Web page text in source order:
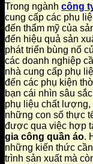
Trong ngành công
cung cấp các phụ
đến thẩm mỹ của
đến hiệu quả sản
phát triển bùng nổ
các doanh nghiệp
nhà cung cấp phụ
đến các phụ kiện
bạn cái nhìn sâu
phụ liệu chất
những con số thực
được qua việc hợp
gia công quần áo.
những kiến thức
trình sản xuất mà